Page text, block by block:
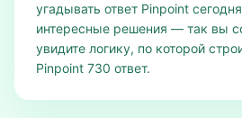
угадывать ответ Pinpoint
интересные решения — так вы
увидите логику, по которой
Pinpoint 730 ответ.